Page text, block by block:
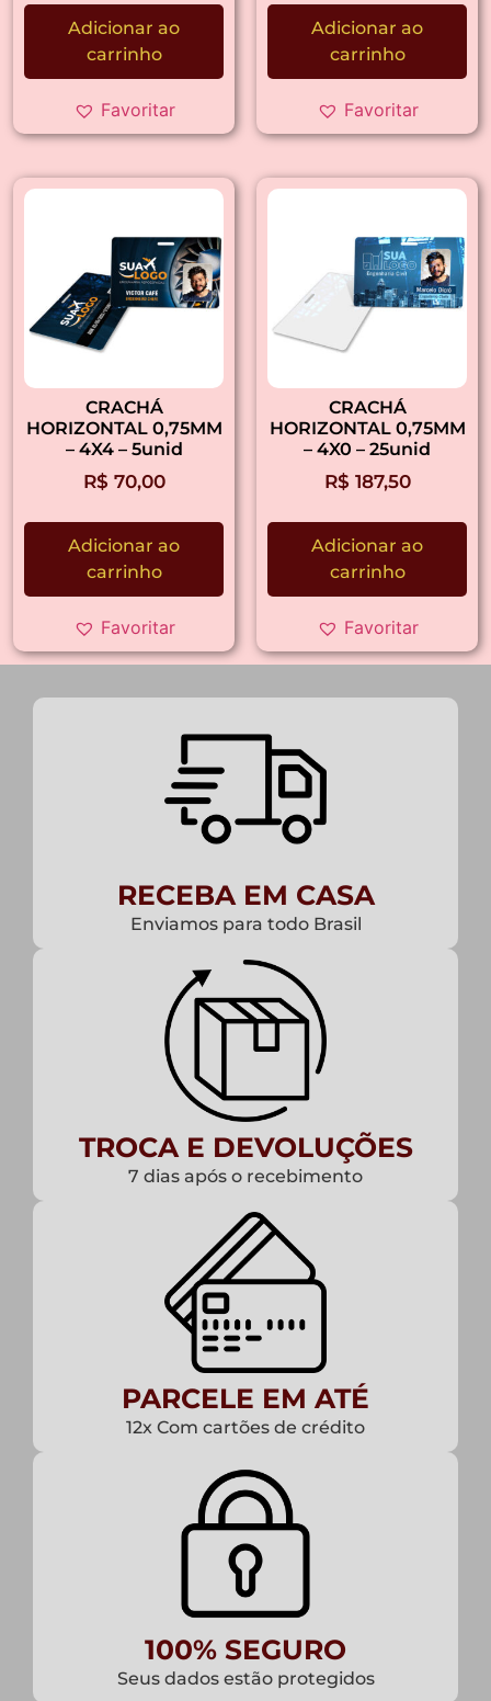
Adicionar ao
carrinho
Favoritar
Adicionar ao
carrinho
Favoritar
CRACHÁ
HORIZONTAL 0,75MM
– 4X4 – 5unid
R$ 70,00
Adicionar ao
carrinho
Favoritar
CRACHÁ
HORIZONTAL 0,75MM
– 4X0 – 25unid
R$ 187,50
Adicionar ao
carrinho
Favoritar
RECEBA EM CASA
Enviamos para todo Brasil
TROCA E DEVOLUÇÕES
7 dias após o recebimento
PARCELE EM ATÉ
12x Com cartões de crédito
100% SEGURO
Seus dados estão protegidos